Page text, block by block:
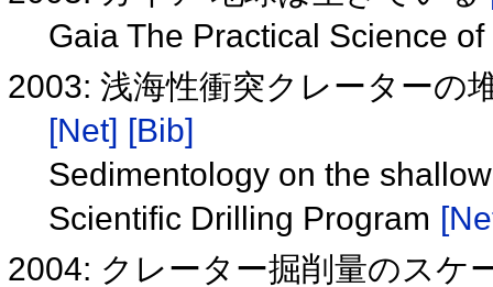
Gaia The Practical Science
2003: 浅海性衝突クレーターの
[Net] [Bib]
Sedimentology on the
Scientific Drilling Program
2004: クレーター掘削量のスケ